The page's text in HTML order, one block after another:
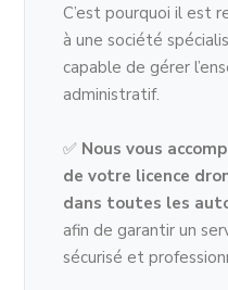
C’est pourquoi il est
à une société
capable de gérer
administratif.
✅ Nous vous
de votre licence
dans toutes les
afin de garantir un
sécurisé et